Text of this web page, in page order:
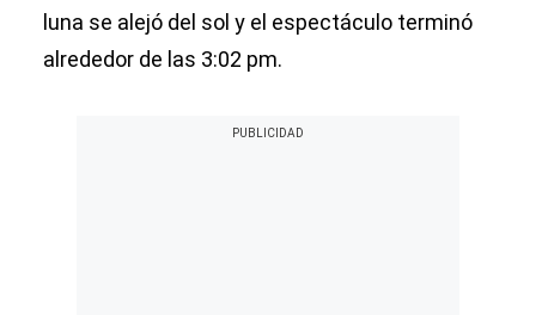
luna se alejó del sol y el espectáculo terminó
alrededor de las 3:02 pm.